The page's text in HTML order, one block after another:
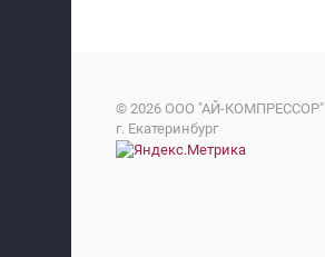
© 2026 ООО "АЙ-КОМПРЕССОР"
г. Екатеринбург